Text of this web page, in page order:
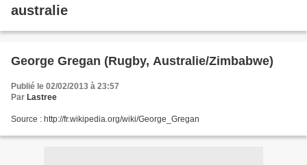
australie
George Gregan (Rugby, Australie/Zimbabwe)
Publié le 02/02/2013 à 23:57
Par Lastree
Source : http://fr.wikipedia.org/wiki/George_Gregan